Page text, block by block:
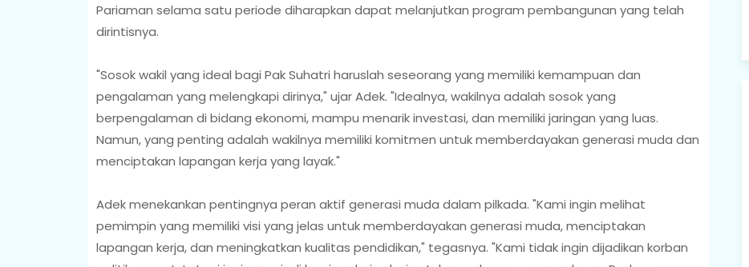
Pariaman selama satu periode diharapkan dapat melanjutkan program pembangunan yang telah
dirintisnya.
"Sosok wakil yang ideal bagi Pak Suhatri haruslah seseorang yang memiliki kemampuan dan
pengalaman yang melengkapi dirinya," ujar Adek. "Idealnya, wakilnya adalah sosok yang
berpengalaman di bidang ekonomi, mampu menarik investasi, dan memiliki jaringan yang luas.
Namun, yang penting adalah wakilnya memiliki komitmen untuk memberdayakan generasi muda dan
menciptakan lapangan kerja yang layak."
Adek menekankan pentingnya peran aktif generasi muda dalam pilkada. "Kami ingin melihat
pemimpin yang memiliki visi yang jelas untuk memberdayakan generasi muda, menciptakan
lapangan kerja, dan meningkatkan kualitas pendidikan," tegasnya. "Kami tidak ingin dijadikan korban